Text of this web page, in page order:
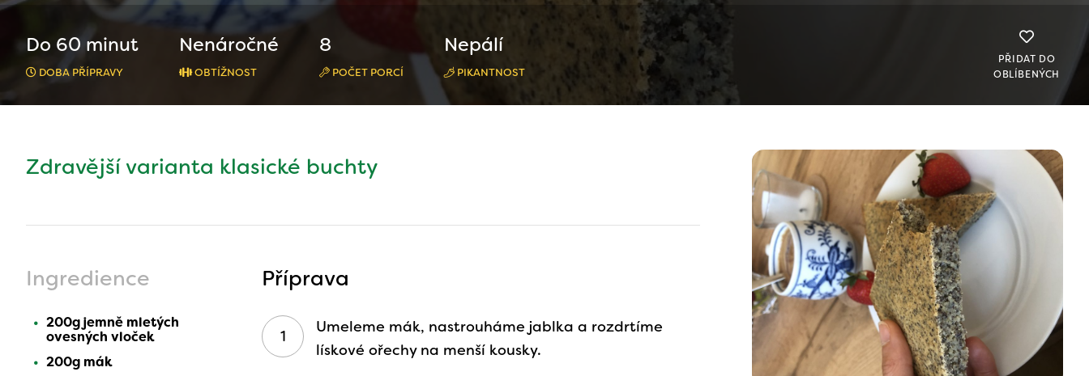
Do 60 minut
DOBA PŘÍPRAVY
Nenáročné
OBTÍŽNOST
8
POČET PORCÍ
Nepálí
PIKANTNOST
PŘIDAT DO
OBLÍBENÝCH
Zdravější varianta klasické buchty
Ingredience
200g jemně mletých
ovesných vloček
200g mák
Příprava
Umeleme mák, nastrouháme jablka a rozdrtíme
lískové ořechy na menší kousky.